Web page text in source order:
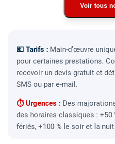
Voir tous
💶 Tarifs : Main-d’œuvre
pour certaines prestations.
recevoir un devis gratuit et
SMS ou par e-mail.
⏱ Urgences : Des
des horaires classiques : +50
fériés, +100 % le soir et la